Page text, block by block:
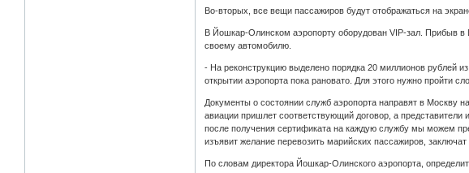
Во-вторых, все вещи пассажиров будут отображаться на
В Йошкар-Олинском аэропорту оборудован VIP-зал. Прибыв
своему автомобилю.
- На реконструкцию выделено порядка 20 миллионов рублей
открытии аэропорта пока рановато. Для этого нужно пройти
Документы о состоянии служб аэропорта направят в Москву
авиации пришлет соответствующий договор, а представители
после получения сертификата на каждую службу мы можем
изъявит желание перевозить марийских пассажиров,
По словам директора Йошкар-Олинского аэропорта,